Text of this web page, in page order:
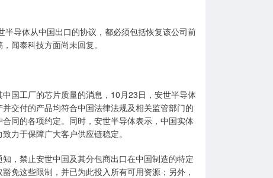
导体从中国出口的协议，都必须包括恢复该公司前
闻泰科技方面尚未回复。
国工厂的芯片质量的消息，10月23日，安世半导体
交付的产品均符合中国法律法规及相关监管部门的
同的各项约定。同时，安世半导体表示，中国实体
力于保障广大客户供应链稳定。
禁止安世中国及其分包商出口在中国制造的特定
免这些限制，并已为此投入所有可用资源；另外，